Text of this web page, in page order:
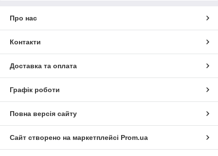
Про нас
Контакти
Доставка та оплата
Графік роботи
Повна версія сайту
Сайт створено на маркетплейсі Prom.ua